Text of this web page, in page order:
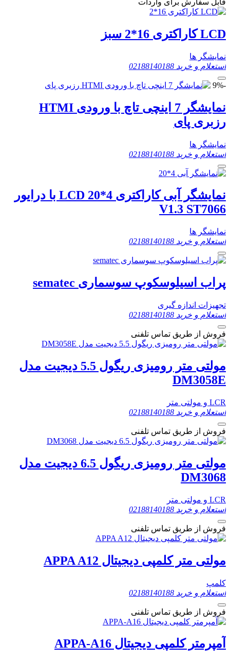
LCD کاراکتری 16*2 سبز
نمایشگر ها
استعلام و خرید 02188140188
-9%
نمایشگر 7 اینچی تاچ با ورودی HTMI
رزبری پای
نمایشگر ها
استعلام و خرید 02188140188
نمایشگر آبی کاراکتری 4*20 LCD با درایور
V1.3 ST7066
نمایشگر ها
استعلام و خرید 02188140188
پراب اسیلوسکوپ سوسماری sematec
تجهیزات اندازه گیری
استعلام و خرید 02188140188
فروش از طریق تماس تلفنی
مولتی متر رومیزی ریگول 5.5 دیجیت مدل
DM3058E
LCR و مولتی متر
استعلام و خرید 02188140188
فروش از طریق تماس تلفنی
مولتی متر رومیزی ریگول 6.5 دیجیت مدل
DM3068
LCR و مولتی متر
استعلام و خرید 02188140188
فروش از طریق تماس تلفنی
مولتی متر کلمپی دیجیتال APPA A12
کلمپ
استعلام و خرید 02188140188
فروش از طریق تماس تلفنی
آمپرمتر کلمپی دیجیتال APPA-A16